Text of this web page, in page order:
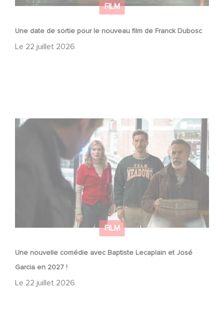
FILM
Une date de sortie pour le nouveau film de Franck Dubosc
Le 22 juillet 2026
FILM
Une nouvelle comédie avec Baptiste Lecaplain et José
Garcia en 2027 !
Le 22 juillet 2026
Une nouvelle comédie avec Baptiste Lecaplain et José
Garcia en 2027 !